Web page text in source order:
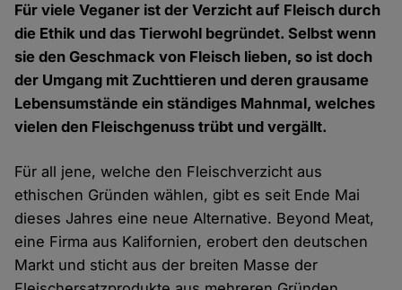
Für viele Veganer ist der Verzicht auf Fleisch durch
die Ethik und das Tierwohl begründet. Selbst wenn
sie den Geschmack von Fleisch lieben, so ist doch
der Umgang mit Zuchttieren und deren grausame
Lebensumstände ein ständiges Mahnmal, welches
vielen den Fleischgenuss trübt und vergällt.
Für all jene, welche den Fleischverzicht aus
ethischen Gründen wählen, gibt es seit Ende Mai
dieses Jahres eine neue Alternative. Beyond Meat,
eine Firma aus Kalifornien, erobert den deutschen
Markt und sticht aus der breiten Masse der